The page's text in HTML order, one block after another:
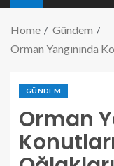
Home
Gündem
Orman Yangınında
GÜNDEM
Orman